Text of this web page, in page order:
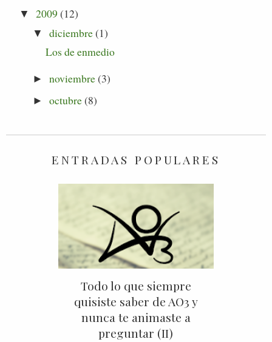
▼ 2009 (12)
▼ diciembre(1)
Los de enmedio
► noviembre(3)
► octubre(8)
ENTRADAS POPULARES
Todo lo que siempre
quisiste saber de AO3 y
nunca te animaste a
preguntar (II)